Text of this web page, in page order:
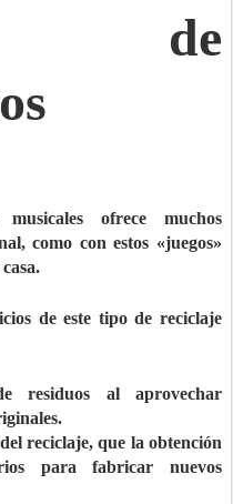
de
ofrece muchos
como con estos «juegos»
de este tipo de reciclaje
residuos al aprovechar
reciclaje, que la obtención
para fabricar nuevos